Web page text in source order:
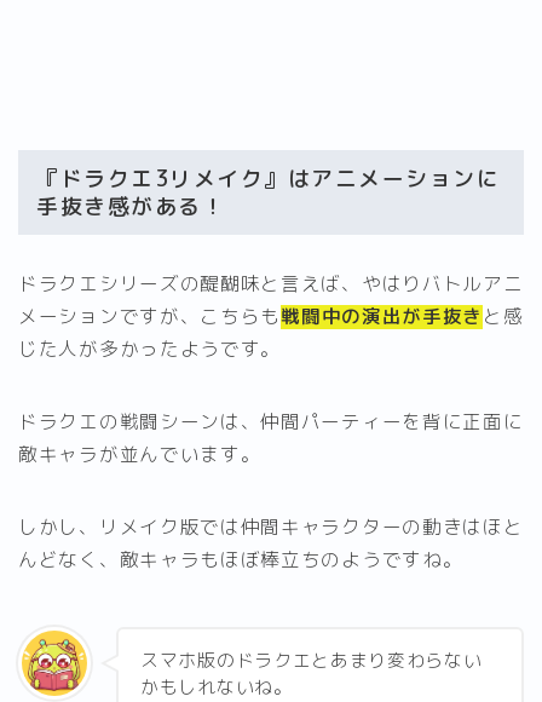
『ドラクエ3リメイク』はアニメーションに
手抜き感がある！
ドラクエシリーズの醍醐味と言えば、やはりバトルアニ
メーションですが、こちらも戦闘中の演出が手抜き と感
じた人が多かったようです。
ドラクエの戦闘シーンは、仲間パーティーを背に正面に
敵キャラが並んでいます。
しかし、リメイク版では仲間キャラクターの動きはほと
んどなく、敵キャラもほぼ棒立ちのようですね。
スマホ版のドラクエとあまり変わらない
かもしれないね。